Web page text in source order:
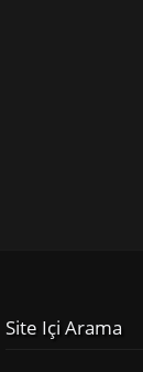
Site Içi Arama